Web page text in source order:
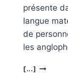
présente
langue
de
les
[...] L’ANGLAIS